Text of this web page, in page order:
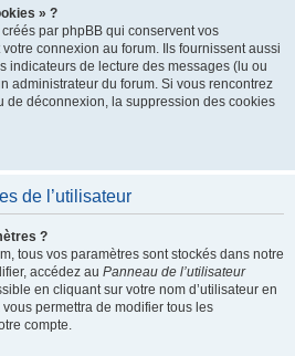
» ?
par phpBB qui conservent vos
connexion au forum. Ils fournissent aussi
indicateurs de lecture des messages (lu ou
administrateur du forum. Si vous rencontrez
de déconnexion, la suppression des cookies
de l’utilisateur
?
tous vos paramètres sont stockés dans notre
accédez au Panneau de l’utilisateur
en cliquant sur votre nom d’utilisateur en
permettra de modifier tous les
compte.